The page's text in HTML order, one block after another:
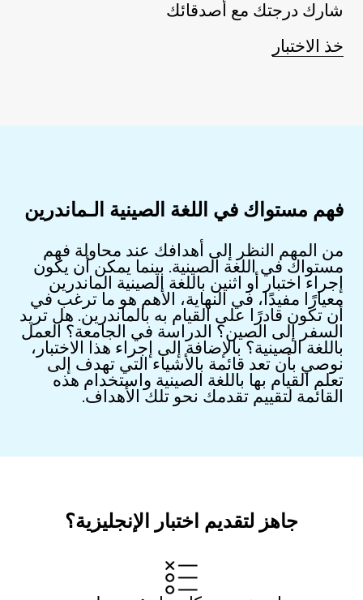
شارك درجتك مع أصدقائك
خذ الاختبار
فهم مستواك في اللغة الصينية الـماندرين
من المهم النظر إلى أهدافك عند محاولة فهم
مستواك في اللغة الصينية. بينما يمكن أن يكون
إجراء اختبار أو اثنين باللغة الصينية الماندرين
معيارًا مفيدًا، في النهاية، الأهم هو ما ترغب في
أن تكون قادرًا على القيام به بالماندرين. هل تريد
السفر إلى الصين؟ الدراسة في الجامعة؟ العمل
باللغة الصينية؟ بالإضافة إلى إجراء هذا الاختبار،
نوصي بأن تعد قائمة بالأشياء التي تهدف إلى
تعلم القيام بها باللغة الصينية واستخدام هذه
القائمة لتقييم تقدمك نحو تلك الأهداف.
جاهز لتقديم اختبار الإنجليزية؟